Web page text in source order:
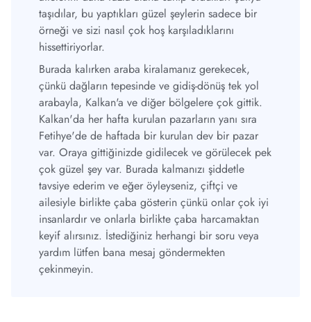
taşıdılar, bu yaptıkları güzel şeylerin sadece bir
örneği ve sizi nasıl çok hoş karşıladıklarını
hissettiriyorlar.
Burada kalırken araba kiralamanız gerekecek,
çünkü dağların tepesinde ve gidiş-dönüş tek yol
arabayla, Kalkan'a ve diğer bölgelere çok gittik.
Kalkan'da her hafta kurulan pazarların yanı sıra
Fetihye'de de haftada bir kurulan dev bir pazar
var. Oraya gittiğinizde gidilecek ve görülecek pek
çok güzel şey var. Burada kalmanızı şiddetle
tavsiye ederim ve eğer öyleyseniz, çiftçi ve
ailesiyle birlikte çaba gösterin çünkü onlar çok iyi
insanlardır ve onlarla birlikte çaba harcamaktan
keyif alırsınız. İstediğiniz herhangi bir soru veya
yardım lütfen bana mesaj göndermekten
çekinmeyin.